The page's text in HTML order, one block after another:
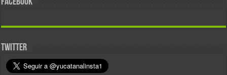
FACEBOOK
TWITTER